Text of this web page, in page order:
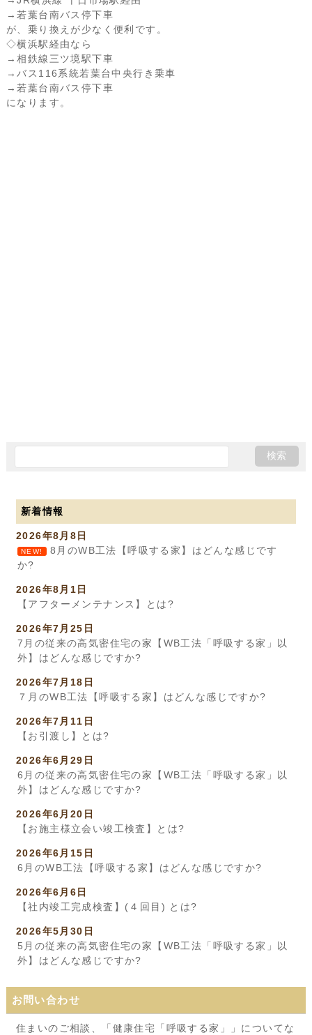
→若葉台南バス停下車
が、乗り換えが少なく便利です。
◇横浜駅経由なら
→相鉄線三ツ境駅下車
→バス116系統若葉台中央行き乗車
→若葉台南バス停下車
になります。
新着情報
2026年8月8日
NEW!
8月のWB工法【呼吸する家】はどんな感じです
か?
2026年8月1日
【アフターメンテナンス】とは?
2026年7月25日
7月の従来の高気密住宅の家【WB工法「呼吸する家」以
外】はどんな感じですか?
2026年7月18日
７月のWB工法【呼吸する家】はどんな感じですか?
2026年7月11日
【お引渡し】とは?
2026年6月29日
6月の従来の高気密住宅の家【WB工法「呼吸する家」以
外】はどんな感じですか?
2026年6月20日
【お施主様立会い竣工検査】とは?
2026年6月15日
6月のWB工法【呼吸する家】はどんな感じですか?
2026年6月6日
【社内竣工完成検査】(４回目) とは?
2026年5月30日
5月の従来の高気密住宅の家【WB工法「呼吸する家」以
外】はどんな感じですか?
お問い合わせ
住まいのご相談、「健康住宅「呼吸する家」」についてな